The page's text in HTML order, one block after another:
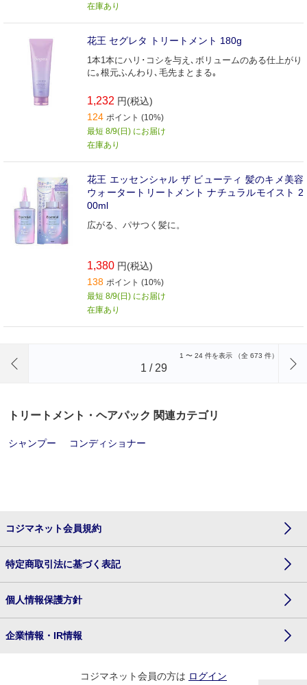
在庫あり
花王 セグレタ トリートメント 180g
1本1本にハリ･コシを与え､ボリュームのある仕上がり
に｡根元ふんわり､毛先まとまる｡
1,232 円(税込)
124 ポイント (10%)
最短 8/9(日) にお届け
在庫あり
花王 エッセンシャル ザ ビューティ 髪のキメ美容
ウォータートリートメント ナチュラルモイスト 2
00ml
広がる、パサつく髪に。
1,380 円(税込)
138 ポイント (10%)
最短 8/9(日) にお届け
在庫あり
1 〜 24 件を表示 （全 673 件）
1 / 29
トリートメント・ヘアパック 関連カテゴリ
シャンプー コンディショナー
コジマネット会員規約
特定商取引法に基づく表記
個人情報保護方針
企業情報・IR情報
コジマネット会員の方は ログイン